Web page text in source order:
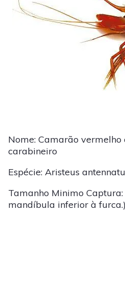
Nome: Camarão vermelho
carabineiro
Espécie: Aristeus
Tamanho Minimo
mandíbula inferior à furca.)